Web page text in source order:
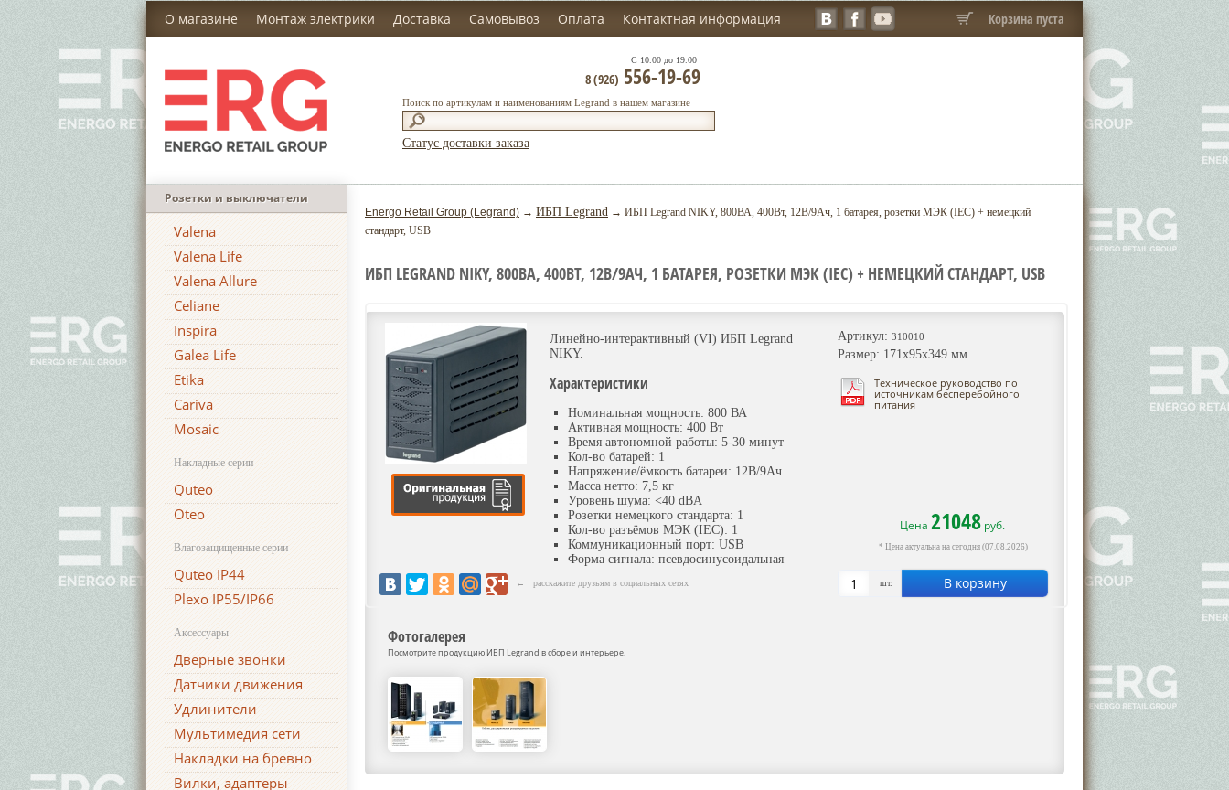
О магазине Монтаж электрики Доставка Самовывоз Оплата Контактная информация Корзина пуста
Поиск по артикулам и наименованиям Legrand в нашем магазине
С 10.00 до 19.00
8 (926) 556-19-69
Статус доставки заказа
Розетки и выключатели
Valena
Valena Life
Valena Allure
Celiane
Inspira
Galea Life
Etika
Cariva
Mosaic
Накладные серии
Quteo
Oteo
Влагозащищенные серии
Quteo IP44
Plexo IP55/IP66
Аксессуары
Дверные звонки
Датчики движения
Удлинители
Мультимедия сети
Накладки на бревно
Вилки, адаптеры
Energo Retail Group (Legrand) → ИБП Legrand → ИБП Legrand NIKY, 800ВА, 400Вт, 12В/9Ач, 1 батарея, розетки МЭК (IEC) + немецкий
стандарт, USB
ИБП LEGRAND NIKY, 800ВА, 400ВТ, 12В/9АЧ, 1 БАТАРЕЯ, РОЗЕТКИ МЭК (IEC) + НЕМЕЦКИЙ СТАНДАРТ, USB
Артикул: 310010
Размер: 171х95х349 мм
Техническое руководство по
источникам бесперебойного
питания
Цена 21048руб.
* Цена актуальна на сегодня (07.08.2026)
шт. В корзину
Линейно-интерактивный (VI) ИБП Legrand
NIKY.
Характеристики
Номинальная мощность: 800 ВА
Активная мощность: 400 Вт
Время автономной работы: 5-30 минут
Кол-во батарей: 1
Напряжение/ёмкость батареи: 12В/9Ач
Масса нетто: 7,5 кг
Уровень шума: <40 dBA
Розетки немецкого стандарта: 1
Кол-во разъёмов МЭК (IEC): 1
Коммуникационный порт: USB
Форма сигнала: псевдосинусоидальная
← расскажите друзьям в социальных сетях
Фотогалерея
Посмотрите продукцию ИБП Legrand в сборе и интерьере.